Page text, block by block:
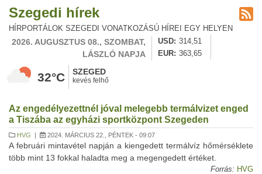
Szegedi hírek
HÍRPORTÁLOK SZEGEDI VONATKOZÁSÚ HÍREI EGY HELYEN
2026. AUGUSZTUS 08., SZOMBAT,
LÁSZLÓ NAPJA
USD
314,51
EUR
363,65
32°C SZEGED
kevés felhő
Az engedélyezettnél jóval melegebb termálvizet enged
a Tiszába az egyházi sportközpont Szegeden
HVG | 2024. MÁRCIUS 22., PÉNTEK - 09:07
A februári mintavétel napján a kiengedett termálvíz hőmérséklete
több mint 13 fokkal haladta meg a megengedett értéket.
Forrás: HVG